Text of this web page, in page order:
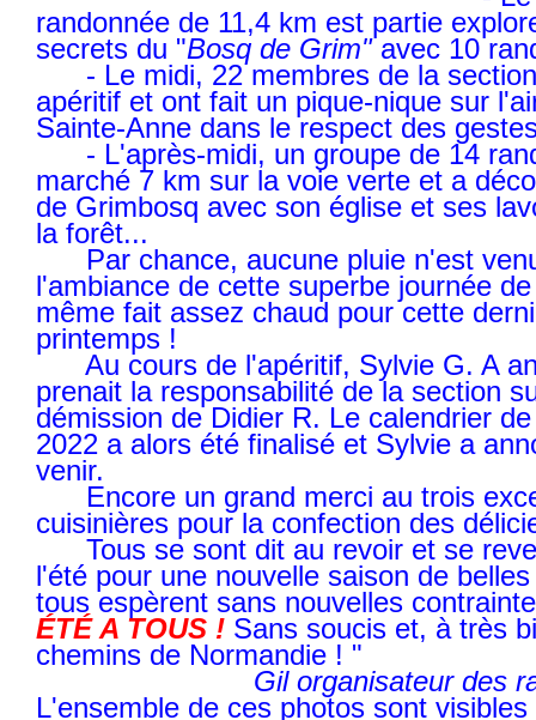
randonnée de 11,4 km est partie
secrets du "Bosq de Grim"avec 10
- Le midi, 22 membres de la
apéritif et ont fait un pique-nique sur
Sainte-Anne dans le respect des
- L'après-midi, un groupe de 14
marché 7 km sur la voie verte et a
de Grimbosq avec son église et ses
la forêt...
Par chance, aucune pluie n'est
l'ambiance de cette superbe journée
même fait assez chaud pour cette
printemps !
Au cours de l'apéritif, Sylvie G. A
prenait la responsabilité de la section
démission de Didier R. Le calendrier
2022 a alors été finalisé et Sylvie a
venir.
Encore un grand merci au trois
cuisinières pour la confection des
Tous se sont dit au revoir et se
l'été pour une nouvelle saison de
tous espèrent sans nouvelles
ÉTÉ A TOUS ! Sans soucis et, à très
chemins de Normandie ! "
Gil organisateur des
L'ensemble de ces photos sont